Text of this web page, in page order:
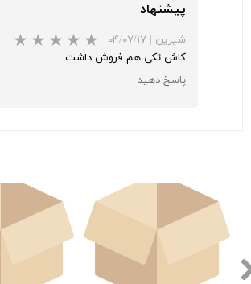
پیشنهاد
شیرین | ۰۴/۰۷/۱۷
کاش تکی هم فروش داشت
پاسخ دهید